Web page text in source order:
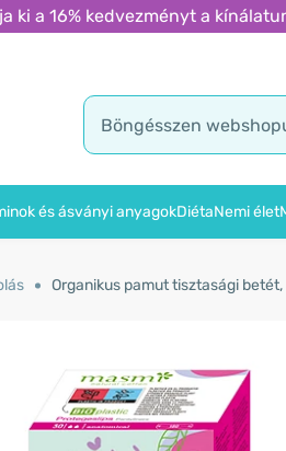
ki a 16% kedvezményt a
és ásványi anyagokDiétaNemi élet
Organikus pamut tisztasági